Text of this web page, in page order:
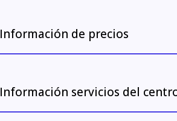
Información de precios
Información servicios del